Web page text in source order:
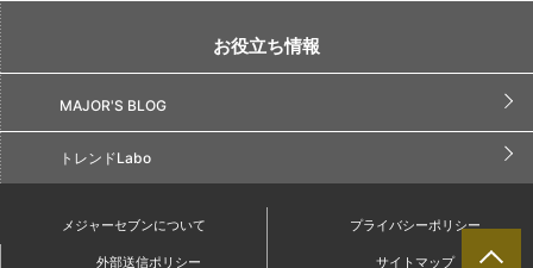
お役立ち情報
MAJOR'S BLOG
トレンドLabo
メジャーセブンについて プライバシーポリシー
外部送信ポリシー サイトマップ